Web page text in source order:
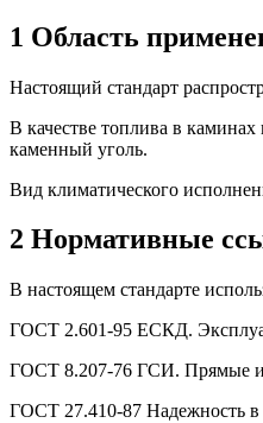
1 Область
Настоящий стандарт
В качестве топлива в
каменный уголь.
Вид климатического
2 Нормативные
В настоящем стандарте
ГОСТ 2.601-95 ЕСКД.
ГОСТ 8.207-76 ГСИ. Прямые
ГОСТ 27.410-87 Надежность в